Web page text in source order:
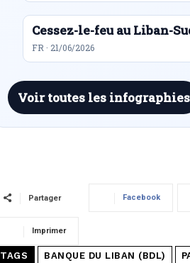
Cessez-le-feu au Liban-
FR · 21/06/2026
Voir toutes les infographies
Partager Facebook
Imprimer
TAGS BANQUE DU LIBAN (BDL)